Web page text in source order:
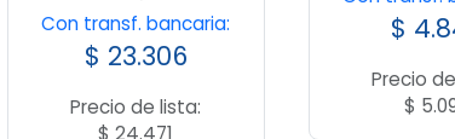
Con transf. bancaria:
$ 23.306
Precio de lista:
$ 24.471
$
Precio
$